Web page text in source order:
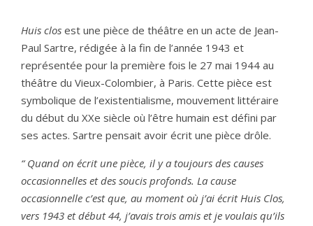
Huis clos est une pièce de théâtre en un acte de Jean-
Paul Sartre, rédigée à la fin de l’année 1943 et
représentée pour la première fois le 27 mai 1944 au
théâtre du Vieux-Colombier, à Paris. Cette pièce est
symbolique de l’existentialisme, mouvement littéraire
du début du XXe siècle où l’être humain est défini par
ses actes. Sartre pensait avoir écrit une pièce drôle.
“ Quand on écrit une pièce, il y a toujours des causes
occasionnelles et des soucis profonds. La cause
occasionnelle c’est que, au moment où j’ai écrit Huis Clos,
vers 1943 et début 44, j’avais trois amis et je voulais qu’ils